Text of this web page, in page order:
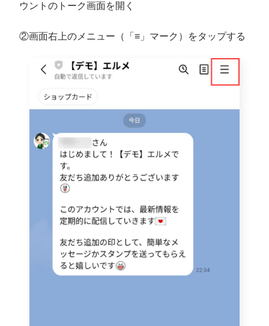
ウントのトーク画面を開く
②画面右上のメニュー（「≡」マーク）をタップする